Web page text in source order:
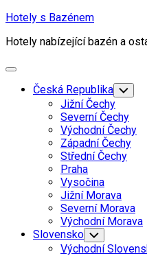
Skip
content
Hotely s Bazénem
Hotely nabízející bazén a
Expand
Česká Republika Toggle
Child
Menu
Jižní Čechy
Severní Čechy
Východní Čechy
Západní Čechy
Střední Čechy
Praha
Vysočina
Jižní Morava
Severní Morava
Východní Morava
Current
Page
Slovensko Toggle
Child
Current
Východní